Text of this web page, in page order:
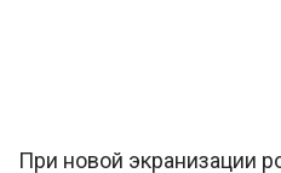
При новой экранизации